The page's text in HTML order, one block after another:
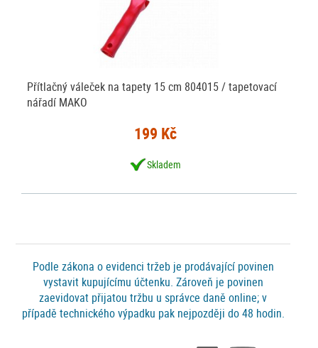
Přítlačný váleček na tapety 15 cm 804015 / tapetovací
nářadí MAKO
199 Kč
Skladem
Podle zákona o evidenci tržeb je prodávající povinen
vystavit kupujícímu účtenku. Zároveň je povinen
zaevidovat přijatou tržbu u správce daně online; v
případě technického výpadku pak nejpozději do 48 hodin.